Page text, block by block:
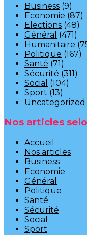
Business (9)
Economie (87)
Elections (48)
Général (471)
Humanitaire
Politique (167)
Santé (71)
Sécurité (311)
Social (104)
Sport (13)
Uncategorized
Nos articles
Accueil
Nos articles
Business
Economie
Général
Politique
Santé
Sécurité
Social
Sport